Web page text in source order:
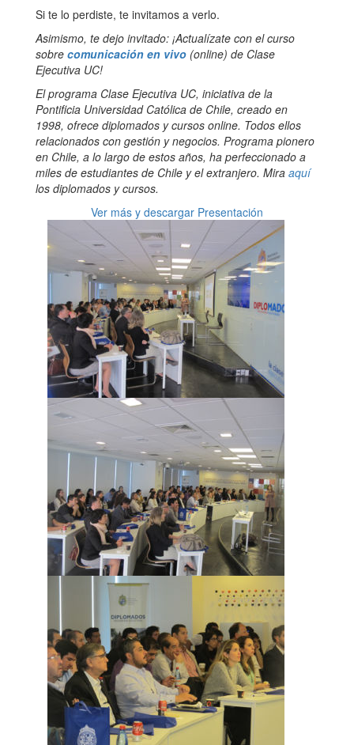
Si te lo perdiste, te invitamos a verlo.
Asimismo, te dejo invitado: ¡Actualízate con el curso
sobre comunicación en vivo (online) de Clase
Ejecutiva UC!
El programa Clase Ejecutiva UC, iniciativa de la
Pontificia Universidad Católica de Chile, creado en
1998, ofrece diplomados y cursos online. Todos ellos
relacionados con gestión y negocios. Programa pionero
en Chile, a lo largo de estos años, ha perfeccionado a
miles de estudiantes de Chile y el extranjero. Mira aquí
los diplomados y cursos.
Ver más y descargar Presentación